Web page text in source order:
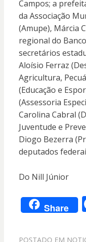
Campos; a
da Associação
(Amupe), Márcia
regional do
secretários
Aloísio Ferraz
Agricultura,
(Educação e
(Assessoria
Carolina Cabral
Juventude e
Diogo Bezerra
deputados
Do Nill Júnior
Share
POSTADO EM